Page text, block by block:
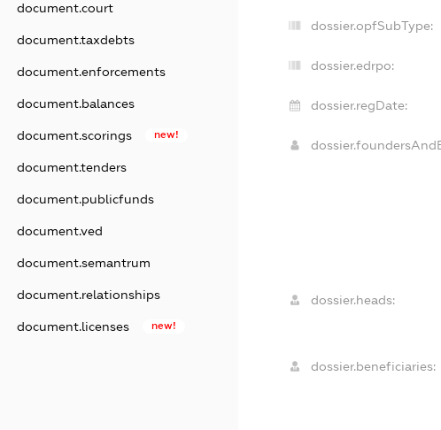
document.court
document.taxdebts
document.enforcements
document.balances
document.scorings new!
document.tenders
document.publicfunds
document.ved
document.semantrum
document.relationships
document.licenses new!
dossier.opfSubType:
dossier.edrpo:
dossier.regDate:
dossier.heads:
dossier.beneficiaries: